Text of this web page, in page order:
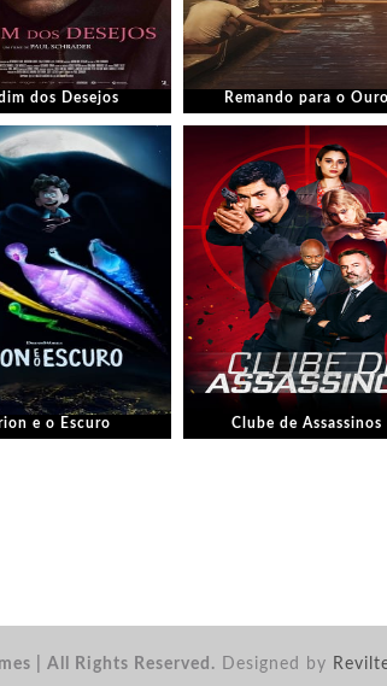
dos Desejos Remando para o
e o Escuro Clube de Assassinos
| All Rights Reserved. Designed by